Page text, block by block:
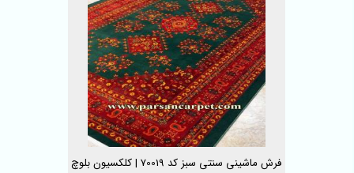
فرش ماشینی سنتی سبز کد 70019 | کلکسیون بلوچ